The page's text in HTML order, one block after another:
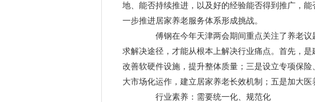
地、能否持续推进，以及好的经验能否得到推广，
一步推进居家养老服务体系形成挑战。
傅钢在今年天津两会期间重点关注了养老议
求解决途径，才能从根本上解决行业痛点。首先，是
改善软硬件设施，提升整体质量；三是设立专项保
大市场化运作，建立居家养老长效机制；五是加大医
行业素养：需要统一化、规范化